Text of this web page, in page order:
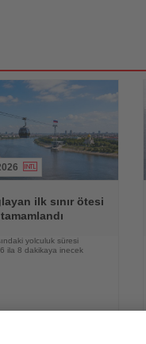
ilk sınır ötesi
yolculuk süresi
ila 8 dakikaya inecek